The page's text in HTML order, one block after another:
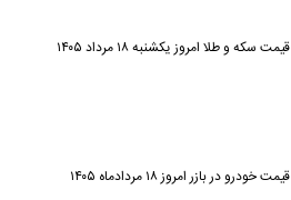
قیمت سکه و طلا امروز یکشنبه ۱۸ مرداد ۱۴۰۵
قیمت خودرو در بازر امروز ۱۸ مردادماه ۱۴۰۵